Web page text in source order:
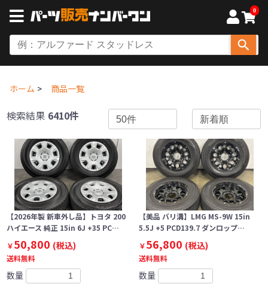
0
ホーム 商品一覧
検索結果 6410件
【2026年製 新車外し品】トヨタ 200
ハイエース 純正 15in 6J +35 PC…
￥50,800 (税込)
送料無料
数量
【美品 バリ溝】LMG MS-9W 15in
5.5J +5 PCD139.7 ダンロップ…
￥56,800 (税込)
送料無料
数量